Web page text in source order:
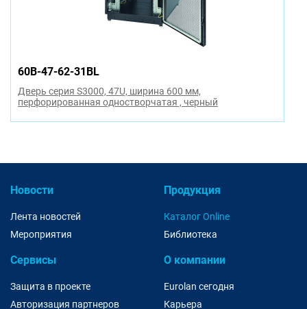
60B-47-62-31BL
Дверь серия S3000, 47U, ширина 600 мм,
перфорированная одностворчатая , черный
Новости
Лента новостей
Мероприятия
Продукция
Каталог Online
Библиотека
Сервисы
Защита в проекте
Авторизация партнеров
О компании
Eurolan сегодня
Карьера